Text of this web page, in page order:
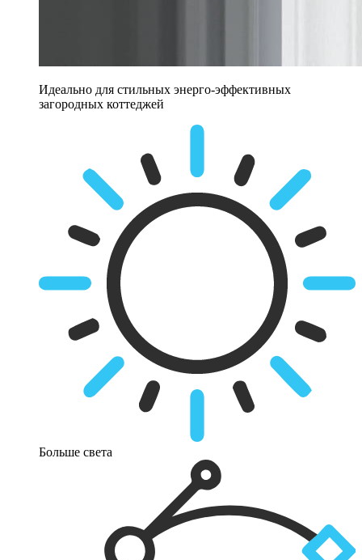
Идеально для стильных энерго-эффективных
загородных коттеджей
Больше света